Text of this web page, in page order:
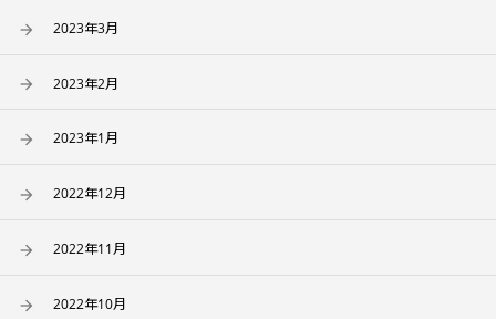
2023年3月
2023年2月
2023年1月
2022年12月
2022年11月
2022年10月